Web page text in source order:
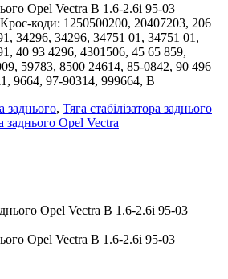
Opel Vectra B 1.6-2.6i 95-03
коди: 1250500200, 20407203, 206
34296, 34296, 34751 01, 34751 01,
40 93 4296, 4301506, 45 65 859,
59783, 8500 24614, 85-0842, 90 496
9664, 97-90314, 999664, B
заднього, Тяга стабілізатора заднього
заднього Opel Vectra
Opel Vectra B 1.6-2.6i 95-03